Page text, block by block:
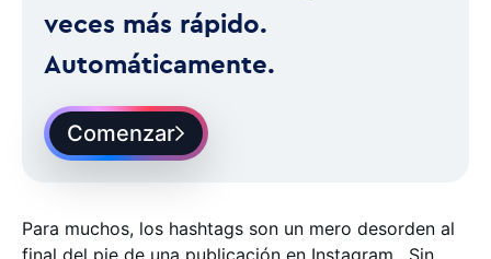
veces más rápido.
Automáticamente.
Comenzar
Para muchos, los hashtags son un mero desorden al
final del pie de una publicación en Instagram . Sin